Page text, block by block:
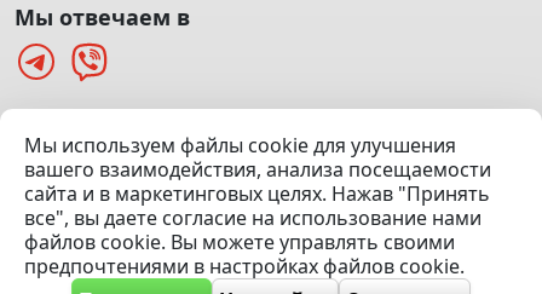
(Офис: 5 этаж | Осмотр авто: 5 этаж)
Посмотреть на карте
© 2020 — 2026 VION.BY — Продажа, выкуп и обмен | УНП
192961100 |Эвакуатор Минск
Мы используем файлы cookie для улучшения
вашего взаимодействия, анализа посещаемости
сайта и в маркетинговых целях. Нажав "Принять
все", вы даете согласие на использование нами
файлов cookie. Вы можете управлять своими
предпочтениями в настройках файлов cookie.
Мы отвечаем в